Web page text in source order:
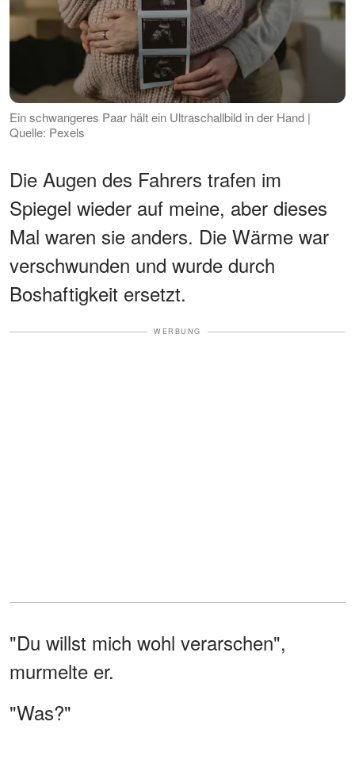
Ein schwangeres Paar hält ein Ultraschallbild in der Hand |
Quelle: Pexels
Die Augen des Fahrers trafen im
Spiegel wieder auf meine, aber dieses
Mal waren sie anders. Die Wärme war
verschwunden und wurde durch
Boshaftigkeit ersetzt.
WERBUNG
"Du willst mich wohl verarschen",
murmelte er.
"Was?"